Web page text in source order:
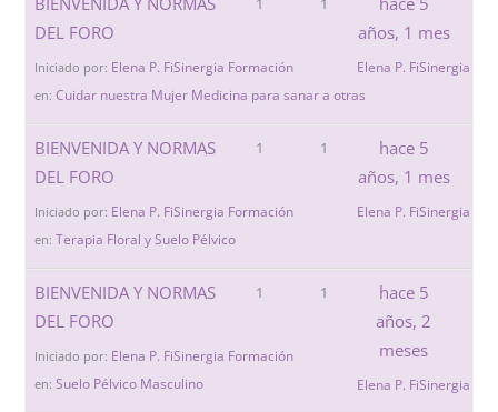
DEL FORO
Iniciado por: Elena P. FiSinergia Formación
en: Cuidar nuestra Mujer Medicina para sanar a otras
años, 1 mes
Elena P. FiSinergia
BIENVENIDA Y NORMAS
DEL FORO
Iniciado por: Elena P. FiSinergia Formación
en: Terapia Floral y Suelo Pélvico
1 1
hace 5
años, 1 mes
Elena P. FiSinergia
BIENVENIDA Y NORMAS
DEL FORO
Iniciado por: Elena P. FiSinergia Formación
en: Suelo Pélvico Masculino
1 1
hace 5
años, 2
meses
Elena P. FiSinergia